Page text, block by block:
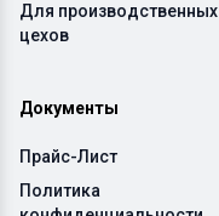
Для производственных
цехов
Документы
Прайс-Лист
Политика